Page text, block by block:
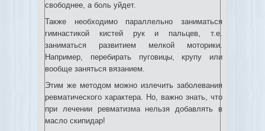
свободнее, а боль уйдет.
Также необходимо параллельно заниматься
гимнастикой кистей рук и пальцев, т.е.
заниматься развитием мелкой моторики.
Например, перебирать пуговицы, крупу или
вообще заняться вязанием.
Этим же методом можно излечить заболевания
ревматического характера. Но, важно знать, что
при лечении ревматизма нельзя добавлять в
масло скипидар!